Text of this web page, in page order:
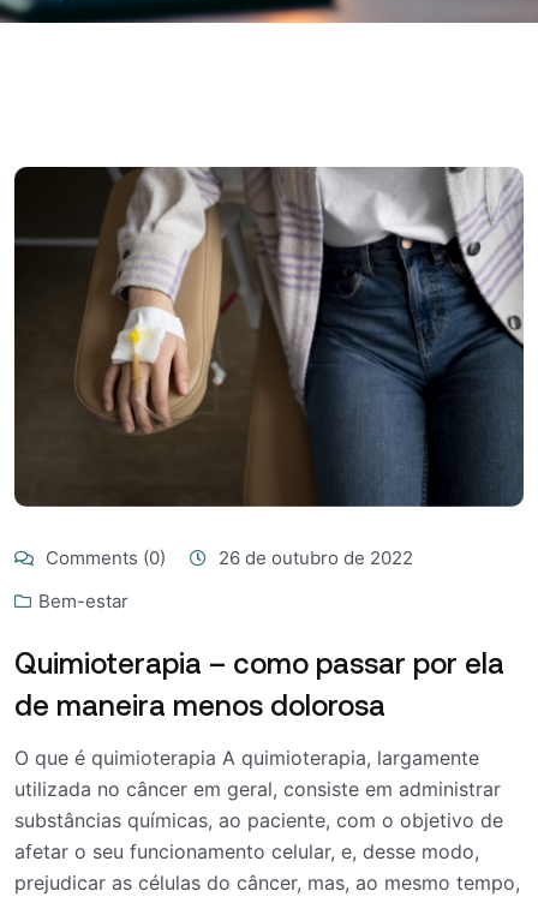
Comments (0)
26 de outubro de 2022
Bem-estar
Quimioterapia – como passar por ela
de maneira menos dolorosa
O que é quimioterapia A quimioterapia, largamente
utilizada no câncer em geral, consiste em administrar
substâncias químicas, ao paciente, com o objetivo de
afetar o seu funcionamento celular, e, desse modo,
prejudicar as células do câncer, mas, ao mesmo tempo,